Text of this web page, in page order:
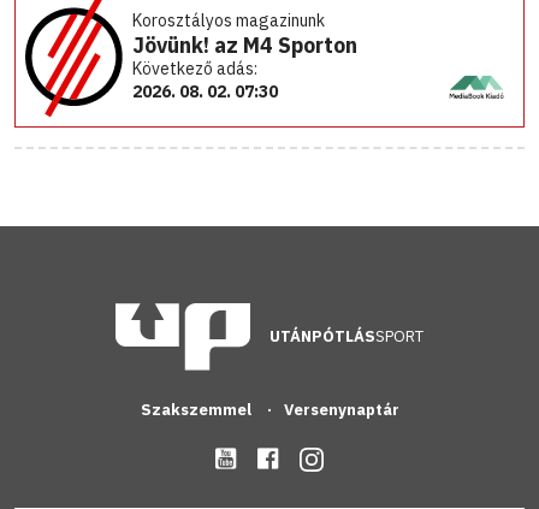
Korosztályos magazinunk
Jövünk! az M4 Sporton
Következő adás:
2026. 08. 02. 07:30
UTÁNPÓTLÁSSPORT
Szakszemmel Versenynaptár